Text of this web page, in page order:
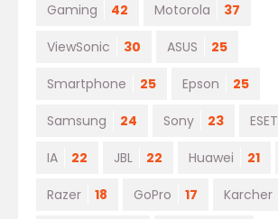
Gaming 42 Motorola 37
ViewSonic 30 ASUS 25
Smartphone 25 Epson 25
Samsung 24 Sony 23 ESET
IA 22 JBL 22 Huawei 21
Razer 18 GoPro 17 Karcher